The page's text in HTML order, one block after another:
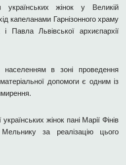
українських жінок у Великій
капеланами Гарнізонного храму
Павла Львівської архиєпархії
населенням в зоні проведення
допомоги є одним із
українських жінок пані Марії Фінів
за реалізацію цього